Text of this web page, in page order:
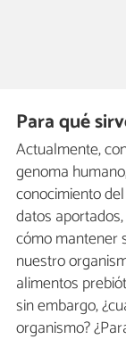
Para qué
Actualmente,
genoma
conocimiento
datos
cómo mantener
nuestro
alimentos
sin embargo,
organismo?